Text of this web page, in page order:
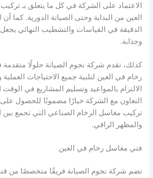
الاعتماد على الشركة في كل ما يتعلق بـ
العين من البداية وحتى الصيانة الدورية. كما أن
الدقيقة في القياسات والتشطيب النهائي
وجذابة.
كذلك، تقدم شركة نجوم الصيانة حلولًا
رخام في العين لتلبية جميع الاحتياجات العملية
الالتزام بالمواعيد وتسليم المشاريع في الوقت
التعاون مع الشركة خيارًا مضمونًا للحصول
تركيب مغاسل الرخام الصناعي التي تجمع بين
والمظهر الراقي.
فني مغاسل رخام في العين
تضم شركة نجوم الصيانة فريقًا متخصصًا من